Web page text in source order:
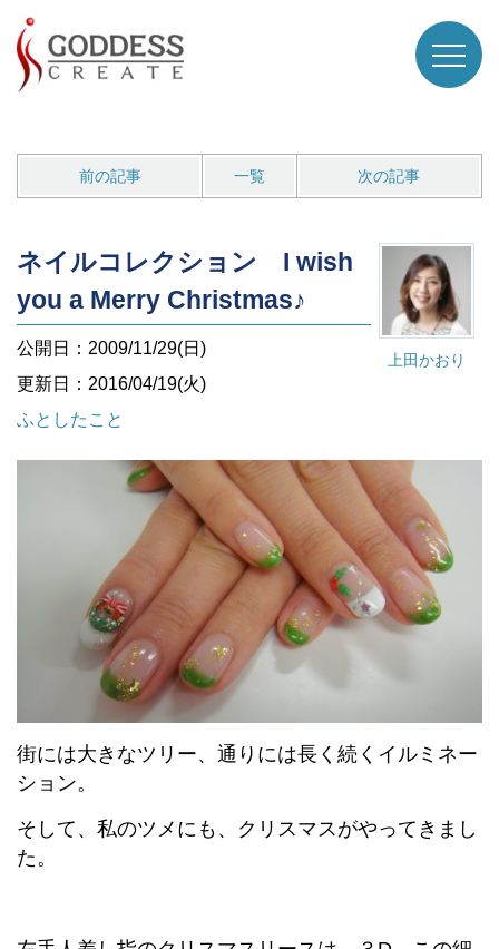
前の記事 一覧 次の記事
上田かおり
ネイルコレクション I wish
you a Merry Christmas♪
公開日：2009/11/29(日)
更新日：2016/04/19(火)
ふとしたこと
街には大きなツリー、通りには長く続くイルミネー
ション。
そして、私のツメにも、クリスマスがやってきまし
た。